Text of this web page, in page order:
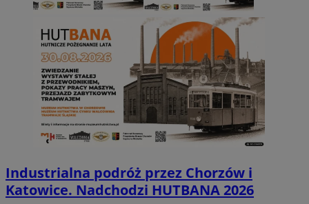
Industrialna podróż przez Chorzów i
Katowice. Nadchodzi HUTBANA 2026